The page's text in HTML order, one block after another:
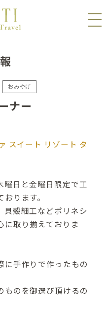
おみやげ
ナー
スイート リゾート タ
曜日と金曜日限定で工
ります。
貝殻細工などポリネシ
に取り揃えておりま
に手作りで作ったもの
ものを御選び頂けるの